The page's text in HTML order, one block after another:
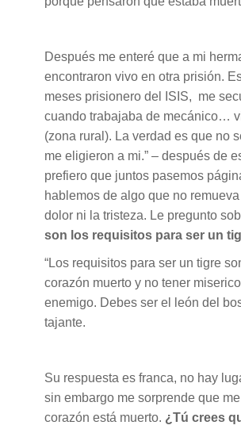
Después me enteré que a mi
encontraron vivo en otra prisión.
meses prisionero del ISIS, me
cuando trabajaba de mecánico…
(zona rural). La verdad es que no
me eligieron a mi.” – después de
prefiero que juntos pasemos
hablemos de algo que no remueva
dolor ni la tristeza. Le pregunto
son los requisitos para ser un
“Los requisitos para ser un tigre
corazón muerto y no tener
enemigo. Debes ser el león del
tajante.
Su respuesta es franca, no hay
sin embargo me sorprende que
corazón está muerto. ¿Tú crees